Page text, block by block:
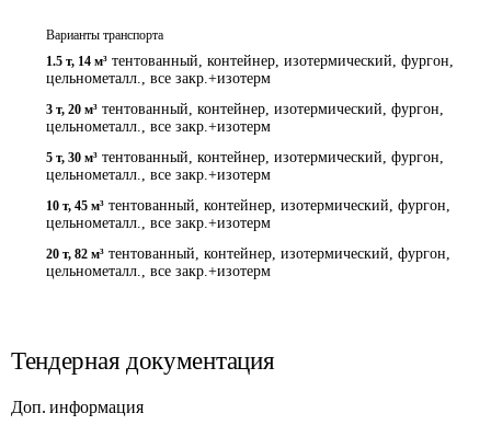
Варианты транспорта
1.5 т, 14 м³ тентованный, контейнер, изотермический, фургон,
цельнометалл., все закр.+изотерм
3 т, 20 м³ тентованный, контейнер, изотермический, фургон,
цельнометалл., все закр.+изотерм
5 т, 30 м³ тентованный, контейнер, изотермический, фургон,
цельнометалл., все закр.+изотерм
10 т, 45 м³ тентованный, контейнер, изотермический, фургон,
цельнометалл., все закр.+изотерм
20 т, 82 м³ тентованный, контейнер, изотермический, фургон,
цельнометалл., все закр.+изотерм
Тендерная документация
Доп. информация